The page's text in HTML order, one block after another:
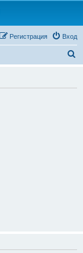
Вход
Регистрация